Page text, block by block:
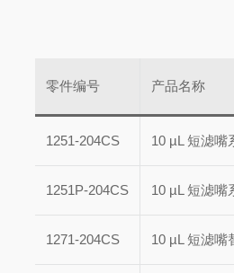
零件编号 产品名称
1251-204CS 10 µL 短滤嘴
1251P-204CS 10 µL 短滤嘴
1271-204CS 10 µL 短滤嘴